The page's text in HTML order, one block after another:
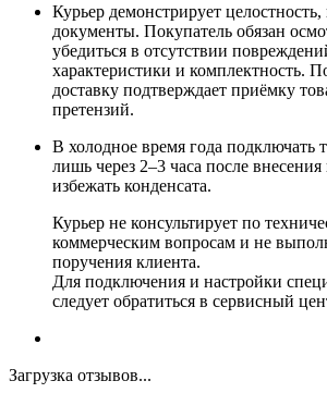
Курьер демонстрирует
документы. Покупатель обязан
убедиться в отсутствии
характеристики и комплектность.
доставку подтверждает приёмку
претензий.
В холодное время года подключать
лишь через 2–3 часа после
избежать конденсата.
Курьер не консультирует по
коммерческим вопросам и не
поручения клиента.
Для подключения и настройки
следует обратиться в сервисный
Загрузка отзывов...